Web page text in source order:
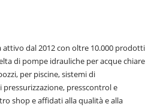
dal 2012 con oltre 10.000 prodotti
di pompe idrauliche per acque chiare
per piscine, sistemi di
presscontrol e
shop e affidati alla qualità e alla